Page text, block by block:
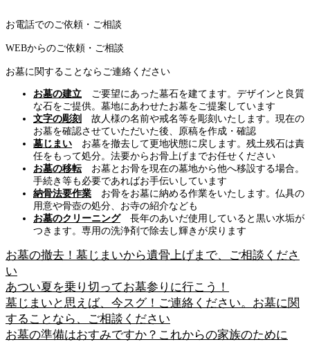
お電話でのご依頼・ご相談
WEBからのご依頼・ご相談
お墓に関することならご連絡ください
お墓の建立 ご要望にあった墓石を建てます。デザインと良質
な石をご提供。墓地にあわせたお墓をご提案しています
文字の彫刻
故人様の名前や戒名等を彫刻いたします。現在の
お墓を確認させていただいた後、原稿を作成・確認
墓じまい お墓を撤去して更地状態に戻します。残土残石は責
任をもって処分。法要からお骨上げまでお任せください
お墓の移転お墓とお骨を現在の墓地から他へ移設する場合。
手続き等も必要であればお手伝いしています
納骨法要作業 お骨をお墓に納める作業をいたします。仏具の
用意や骨壺の処分、お寺の紹介なども
お墓のクリーニング長年のあいだ使用していると黒い水垢が
つきます。専用の洗浄剤で除去し輝きが戻ります
お墓の撤去！墓じまいから遺骨上げまで、ご相談くださ
い
あつい夏を乗り切ってお墓参りに行こう！
墓じまいと思えば、今スグ！ご連絡ください。お墓に関
することなら、ご相談ください
お墓の準備はおすみですか？これからの家族のために